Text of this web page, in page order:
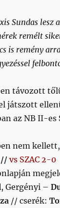
Sundas lesz
remélt
is remény
távozott
játszott
az NB II-
nem kellett,
//vs SZAC 2-0
, Gergényi –
// cserék: